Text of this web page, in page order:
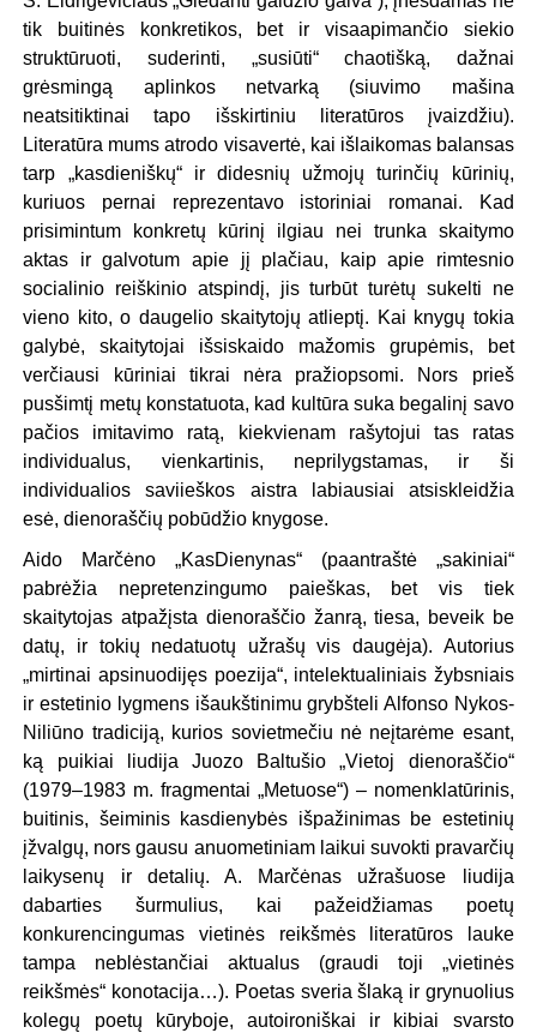
tik buitinės konkretikos, bet ir visaapimančio siekio
struktūruoti, suderinti, „susiūti“ chaotišką, dažnai
grėsmingą aplinkos netvarką (siuvimo mašina
neatsitiktinai tapo išskirtiniu literatūros įvaizdžiu).
Literatūra mums atrodo visavertė, kai išlaikomas balansas
tarp „kasdieniškų“ ir didesnių užmojų turinčių kūrinių,
kuriuos pernai reprezentavo istoriniai romanai. Kad
prisimintum konkretų kūrinį ilgiau nei trunka skaitymo
aktas ir galvotum apie jį plačiau, kaip apie rimtesnio
socialinio reiškinio atspindį, jis turbūt turėtų sukelti ne
vieno kito, o daugelio skaitytojų atlieptį. Kai knygų tokia
galybė, skaitytojai išsiskaido mažomis grupėmis, bet
verčiausi kūriniai tikrai nėra pražiopsomi. Nors prieš
pusšimtį metų konstatuota, kad kultūra suka begalinį savo
pačios imitavimo ratą, kiekvienam rašytojui tas ratas
individualus, vienkartinis, neprilygstamas, ir ši
individualios saviieškos aistra labiausiai atsiskleidžia
esė, dienoraščių pobūdžio knygose.
Aido Marčėno „KasDienynas“ (paantraštė „sakiniai“
pabrėžia nepretenzingumo paieškas, bet vis tiek
skaitytojas atpažįsta dienoraščio žanrą, tiesa, beveik be
datų, ir tokių nedatuotų užrašų vis daugėja). Autorius
„mirtinai apsinuodijęs poezija“, intelektualiniais žybsniais
ir estetinio lygmens išaukštinimu grybšteli Alfonso Nykos-
Niliūno tradiciją, kurios sovietmečiu nė neįtarėme esant,
ką puikiai liudija Juozo Baltušio „Vietoj dienoraščio“
(1979–1983 m. fragmentai „Metuose“) – nomenklatūrinis,
buitinis, šeiminis kasdienybės išpažinimas be estetinių
įžvalgų, nors gausu anuometiniam laikui suvokti pravarčių
laikysenų ir detalių. A. Marčėnas užrašuose liudija
dabarties šurmulius, kai pažeidžiamas poetų
konkurencingumas vietinės reikšmės literatūros lauke
tampa neblėstančiai aktualus (graudi toji „vietinės
reikšmės“ konotacija…). Poetas sveria šlaką ir grynuolius
kolegų poetų kūryboje, autoironiškai ir kibiai svarsto